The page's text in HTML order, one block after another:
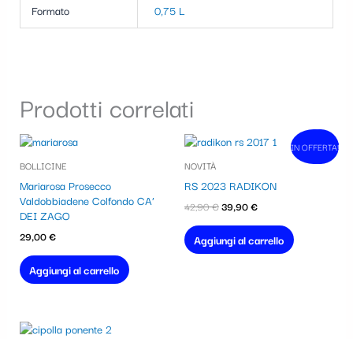
Formato 0,75 L
Prodotti correlati
BOLLICINE
Mariarosa Prosecco
Valdobbiadene Colfondo CA’
DEI ZAGO
29,00€
Aggiungi al carrello
In vendita!
IN OFFERTA!
NOVITÀ
RS 2023 RADIKON
42,90€
Il
era:
39,90€
Il
è:
Aggiungi al carrello